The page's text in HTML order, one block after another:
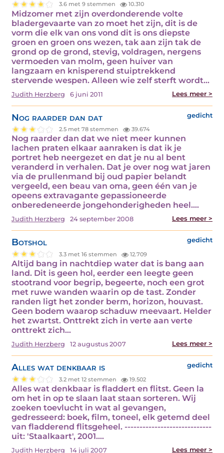
3.6 met 9 stemmen 10.310
Midzomer met zijn overdonderende volte
bladergevaarte van zo moet het zijn, dit is de
vorm die elk van ons vond dit is ons diepste
groen en groen ons wezen, tak aan zijn tak de
grond op de grond, stevig, voldragen, nergens
vermoeden van molm, geen huiver van
langzaam en knisperend stuiptrekkend
stervende wespen. Alleen wie zelf sterft wordt…
Judith Herzberg 6 juni 2011 Lees meer >
Nog raarder dan dat gedicht
2.5 met 78 stemmen 39.674
Nog raarder dan dat we niet meer kunnen
lachen praten elkaar aanraken is dat ik je
portret heb neergezet en dat je nu al bent
veranderd in verhalen. Dat je over nog wat jaren
via de prullenmand bij oud papier belandt
vergeeld, een beau van oma, geen één van je
opeens extravagante gepassioneerde
onberedeneerde jongehonderigheden heel.…
Judith Herzberg 24 september 2008 Lees meer >
Botshol gedicht
3.3 met 16 stemmen 12.709
Altijd bang in nachtdiep water dat is bang aan
land. Dit is geen hol, eerder een leegte geen
stootrand voor begrip, begeerte, noch een grot
met ruwe wanden waarin op de tast. Zonder
randen ligt het zonder berm, horizon, houvast.
Geen bodem waarop schaduw meevaart. Helder
het zwartst. Onttrekt zich in verte aan verte
onttrekt zich…
Judith Herzberg 12 augustus 2007 Lees meer >
Alles wat denkbaar is gedicht
3.2 met 12 stemmen 19.502
Alles wat denkbaar is fladdert en flitst. Geen la
om het in op te slaan laat staan sorteren. Wij
zoeken toevlucht in wat al gevangen,
gedresseerd: boek, film, toneel, elk getemd deel
van fladderend flitsgeheel. -----------------------------
uit: 'Staalkaart', 2001.…
Judith Herzberg 14 juli 2007 Lees meer >